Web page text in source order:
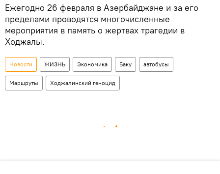
Ежегодно 26 февраля в Азербайджане и за его
пределами проводятся многочисленные
мероприятия в память о жертвах трагедии в
Ходжалы.
Новости ЖИЗНЬ Экономика Баку автобусы
Маршруты Ходжалинский геноцид